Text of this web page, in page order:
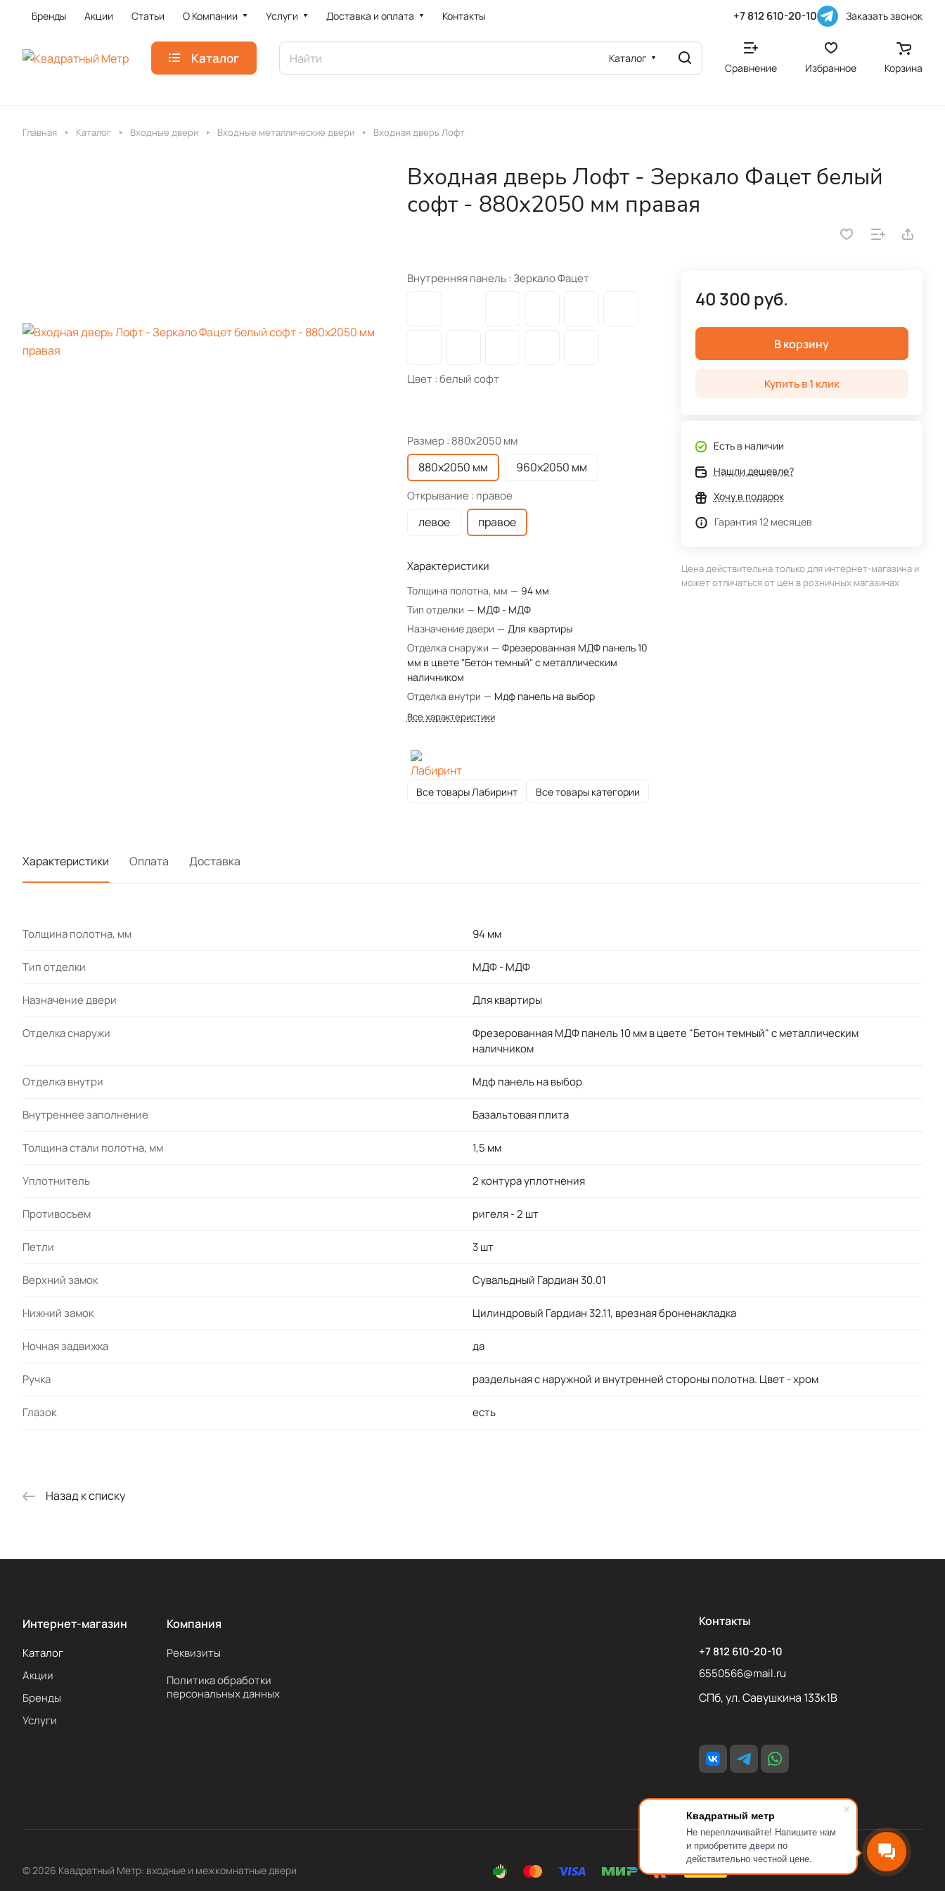
Квадратный метр
Не переплачивайте! Напишите нам
и приобретите двери по
действительно честной цене.
Бренды Акции Статьи О Компании Услуги Доставка и оплата Контакты +7 812 610-20-10 Заказать звонок
Каталог Каталог
Сравнение Избранное Корзина
Главная Каталог Входные двери Входные металлические двери Входная дверь Лофт
Входная дверь Лофт - Зеркало Фацет белый
софт - 880x2050 мм правая
Внутренняя панель :Зеркало Фацет
Цвет :белый софт
Размер : 880x2050 мм
880x2050 мм 960x2050 мм
Открывание : правое
левое правое
Характеристики
Толщина полотна, мм — 94 мм
Тип отделки — МДФ - МДФ
Назначение двери — Для квартиры
Отделка снаружи — Фрезерованная МДФ панель 10
мм в цвете "Бетон темный" с металлическим
наличником
Отделка внутри — Мдф панель на выбор
Все характеристики
Все товары Лабиринт Все товары категории
40 300 руб.
В корзину
Купить в 1 клик
Есть в наличии
Нашли дешевле?
Хочу в подарок
Гарантия 12 месяцев
Цена действительна только для интернет-магазина и
может отличаться от цен в розничных магазинах
Характеристики Оплата Доставка
Толщина полотна, мм 94 мм
Тип отделки МДФ - МДФ
Назначение двери Для квартиры
Отделка снаружи
Фрезерованная МДФ панель 10 мм в цвете "Бетон темный" с металлическим
наличником
Отделка внутри Мдф панель на выбор
Внутреннее заполнение Базальтовая плита
Толщина стали полотна, мм 1,5 мм
Уплотнитель 2 контура уплотнения
Противосъем ригеля - 2 шт
Петли 3 шт
Верхний замок Сувальдный Гардиан 30.01
Нижний замок Цилиндровый Гардиан 32.11, врезная броненакладка
Ночная задвижка да
Ручка раздельная с наружной и внутренней стороны полотна. Цвет - хром
Глазок есть
Назад к списку
Интернет-магазин
Каталог
Акции
Бренды
Услуги
Компания
Реквизиты
Политика обработки
персональных данных
Контакты
+7 812 610-20-10
6550566@mail.ru
СПб, ул. Савушкина 133к1В
© 2026 Квадратный Метр: входные и межкомнатные двери